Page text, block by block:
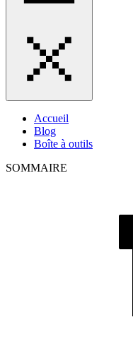
Accueil
Blog
Boîte à outils
SOMMAIRE